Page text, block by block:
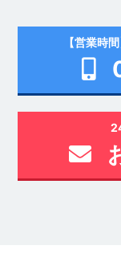
【営業時